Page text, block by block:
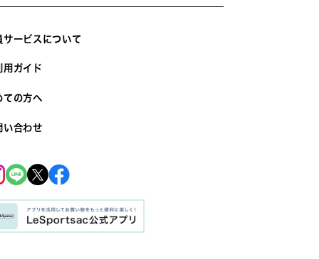
サービスについて
用ガイド
ての方へ
い合わせ